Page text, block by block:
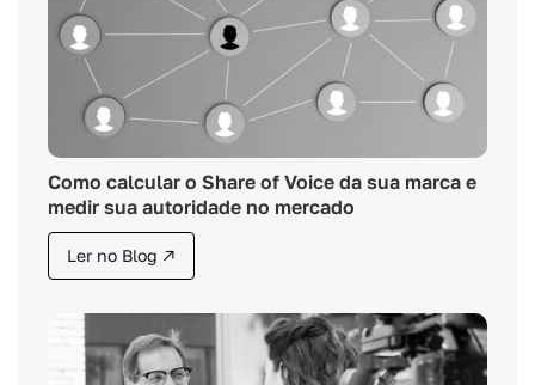
Como calcular o Share of Voice da sua marca e
medir sua autoridade no mercado
Ler no Blog ↗